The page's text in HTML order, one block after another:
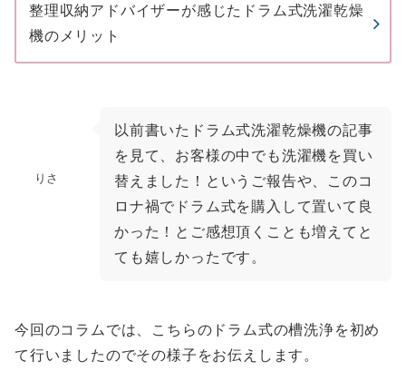
整理収納アドバイザーが感じたドラム式洗濯乾燥
機のメリット
りさ
以前書いたドラム式洗濯乾燥機の記事
を見て、お客様の中でも洗濯機を買い
替えました！というご報告や、このコ
ロナ禍でドラム式を購入して置いて良
かった！とご感想頂くことも増えてと
ても嬉しかったです。
今回のコラムでは、こちらのドラム式の槽洗浄を初め
て行いましたのでその様子をお伝えします。